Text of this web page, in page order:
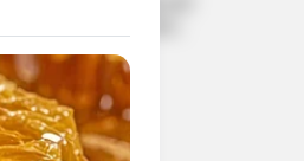
റെയ്ഡ്